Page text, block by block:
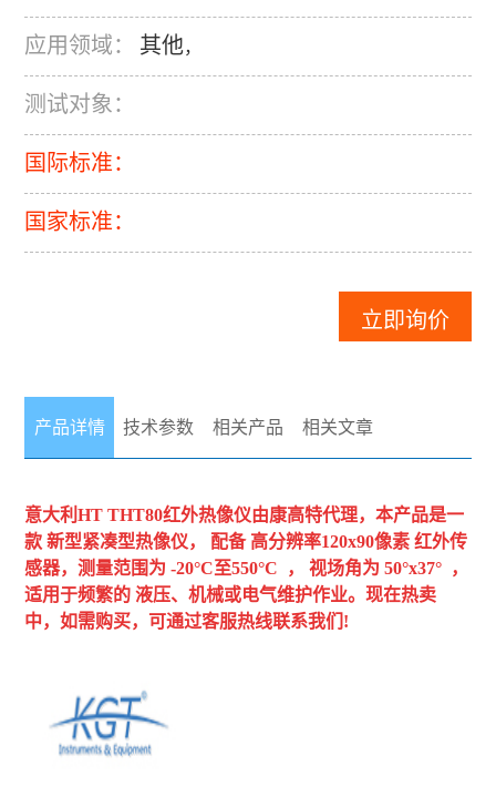
应用领域： 其他，
测试对象：
国际标准：
国家标准：
立即询价
产品详情 技术参数 相关产品 相关文章
意大利HT THT80红外热像仪由康高特代理，本产品是一
款 新型紧凑型热像仪， 配备 高分辨率120x90像素 红外传
感器，测量范围为 -20°C至550°C ， 视场角为 50°x37° ，
适用于频繁的 液压、机械或电气维护作业。现在热卖
中，如需购买，可通过客服热线联系我们!